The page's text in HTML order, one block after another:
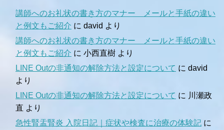
講師へのお礼状の書き方のマナー メールと手紙の違い
と例文もご紹介 に david より
講師へのお礼状の書き方のマナー メールと手紙の違い
と例文もご紹介 に 小西直樹 より
LINE Outの非通知の解除方法と設定について に david
より
LINE Outの非通知の解除方法と設定について に 川瀬政
直 より
急性腎盂腎炎 入院日記｜症状や検査に治療の体験記 に